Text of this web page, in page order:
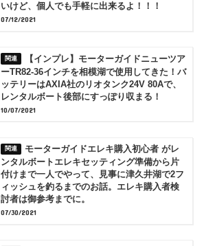
いけど、個人でも手軽に出来るよ！！！
07/12/2021
【インプレ】モーターガイドニューツア
ーTR82-36インチを相模湖で使用してきた！バ
ッテリーはAXIA社のリオタンク24V 80Aで、
レンタルボート後部にすっぽり収まる！
10/07/2021
モーターガイドエレキ購入初心者 がレ
ンタルボートエレキセッティング準備から片
付けまで一人でやって、見事に津久井湖で2フ
ィッシュを釣るまでのお話。エレキ購入者検
討者は御参考までに。
07/30/2021